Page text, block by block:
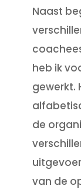
Naast
heb ik
gewerkt.
de
van de